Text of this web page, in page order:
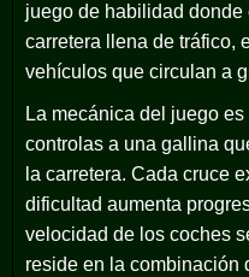
juego de habilidad
carretera llena de tráfico,
vehículos que circulan a
La mecánica del juego
controlas a una gallina
la carretera. Cada cruce
dificultad aumenta
velocidad de los coches
reside en la combinación